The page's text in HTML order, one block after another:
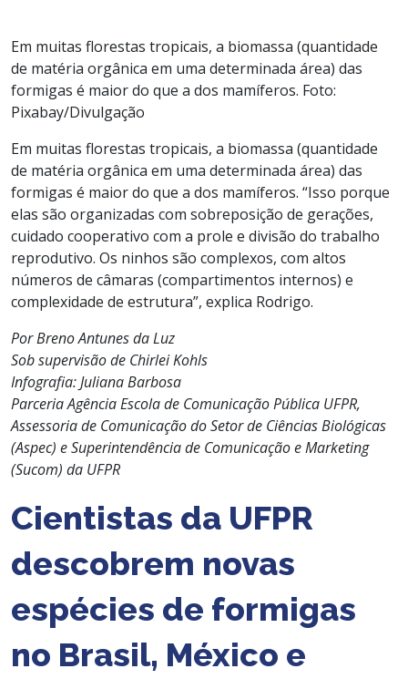
Em muitas florestas tropicais, a biomassa (quantidade
de matéria orgânica em uma determinada área) das
formigas é maior do que a dos mamíferos. Foto:
Pixabay/Divulgação
Em muitas florestas tropicais, a biomassa (quantidade
de matéria orgânica em uma determinada área) das
formigas é maior do que a dos mamíferos. “Isso porque
elas são organizadas com sobreposição de gerações,
cuidado cooperativo com a prole e divisão do trabalho
reprodutivo. Os ninhos são complexos, com altos
números de câmaras (compartimentos internos) e
complexidade de estrutura”, explica Rodrigo.
Por Breno Antunes da Luz
Sob supervisão de Chirlei Kohls
Infografia: Juliana Barbosa
Parceria Agência Escola de Comunicação Pública UFPR,
Assessoria de Comunicação do Setor de Ciências Biológicas
(Aspec) e Superintendência de Comunicação e Marketing
(Sucom) da UFPR
Cientistas da UFPR
descobrem novas
espécies de formigas
no Brasil, México e